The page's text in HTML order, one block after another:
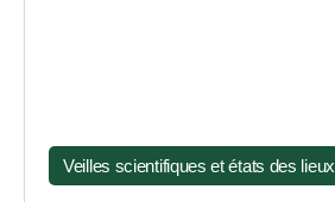
Veilles scientifiques et états des lieux